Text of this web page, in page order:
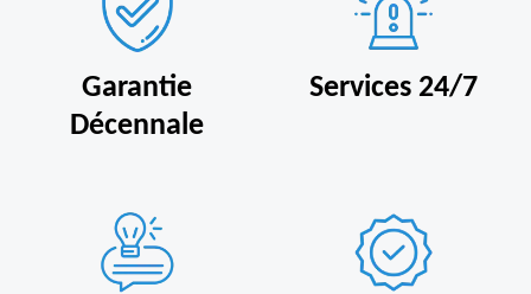
Garantie
Décennale
Services 24/7